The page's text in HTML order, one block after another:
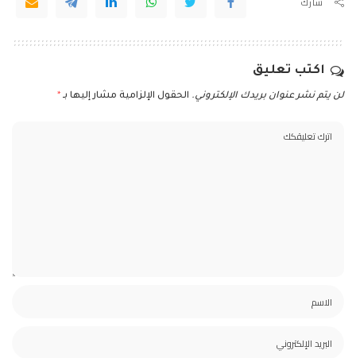
اكتب تعليق
لن يتم نشر عنوان بريدك الإلكتروني. الحقول الإلزامية مشار إليها بـ *